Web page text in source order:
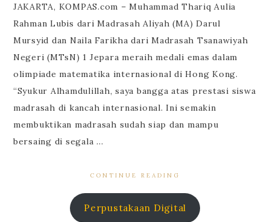
JAKARTA, KOMPAS.com – Muhammad Thariq Aulia
Rahman Lubis dari Madrasah Aliyah (MA) Darul
Mursyid dan Naila Farikha dari Madrasah Tsanawiyah
Negeri (MTsN) 1 Jepara meraih medali emas dalam
olimpiade matematika internasional di Hong Kong.
“Syukur Alhamdulillah, saya bangga atas prestasi siswa
madrasah di kancah internasional. Ini semakin
membuktikan madrasah sudah siap dan mampu
bersaing di segala …
CONTINUE READING
Perpustakaan Digital